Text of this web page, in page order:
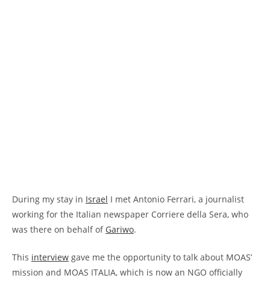
During my stay in Israel I met Antonio Ferrari, a journalist
working for the Italian newspaper Corriere della Sera, who
was there on behalf of Gariwo.
This interview gave me the opportunity to talk about MOAS’
mission and MOAS ITALIA, which is now an NGO officially